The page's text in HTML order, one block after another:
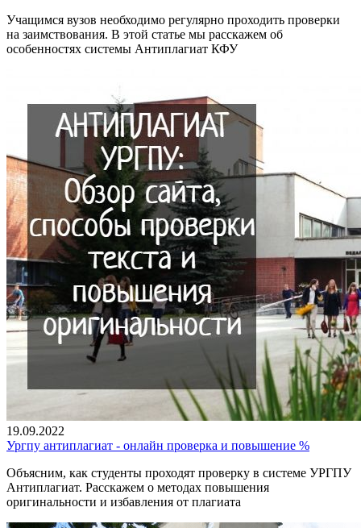
Учащимся вузов необходимо регулярно проходить проверки
на заимствования. В этой статье мы расскажем об
особенностях системы Антиплагиат КФУ
19.09.2022
Ургпу антиплагиат - онлайн проверка и повышение %
Объясним, как студенты проходят проверку в системе УРГПУ
Антиплагиат. Расскажем о методах повышения
оригинальности и избавления от плагиата